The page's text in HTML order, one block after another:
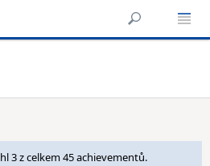
3 z celkem 45 achievementů.